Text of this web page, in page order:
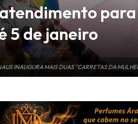
INAUGURA MAIS DUAS "CARRETAS DA
para
5 de janeiro